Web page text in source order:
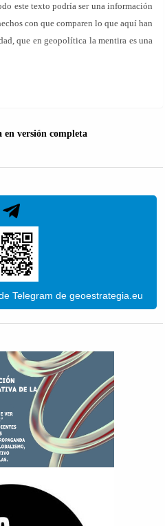
este texto podría ser una información
con que comparen lo que aquí han
que en geopolítica la mentira es una
versión completa
Telegram de geoestrategia.eu